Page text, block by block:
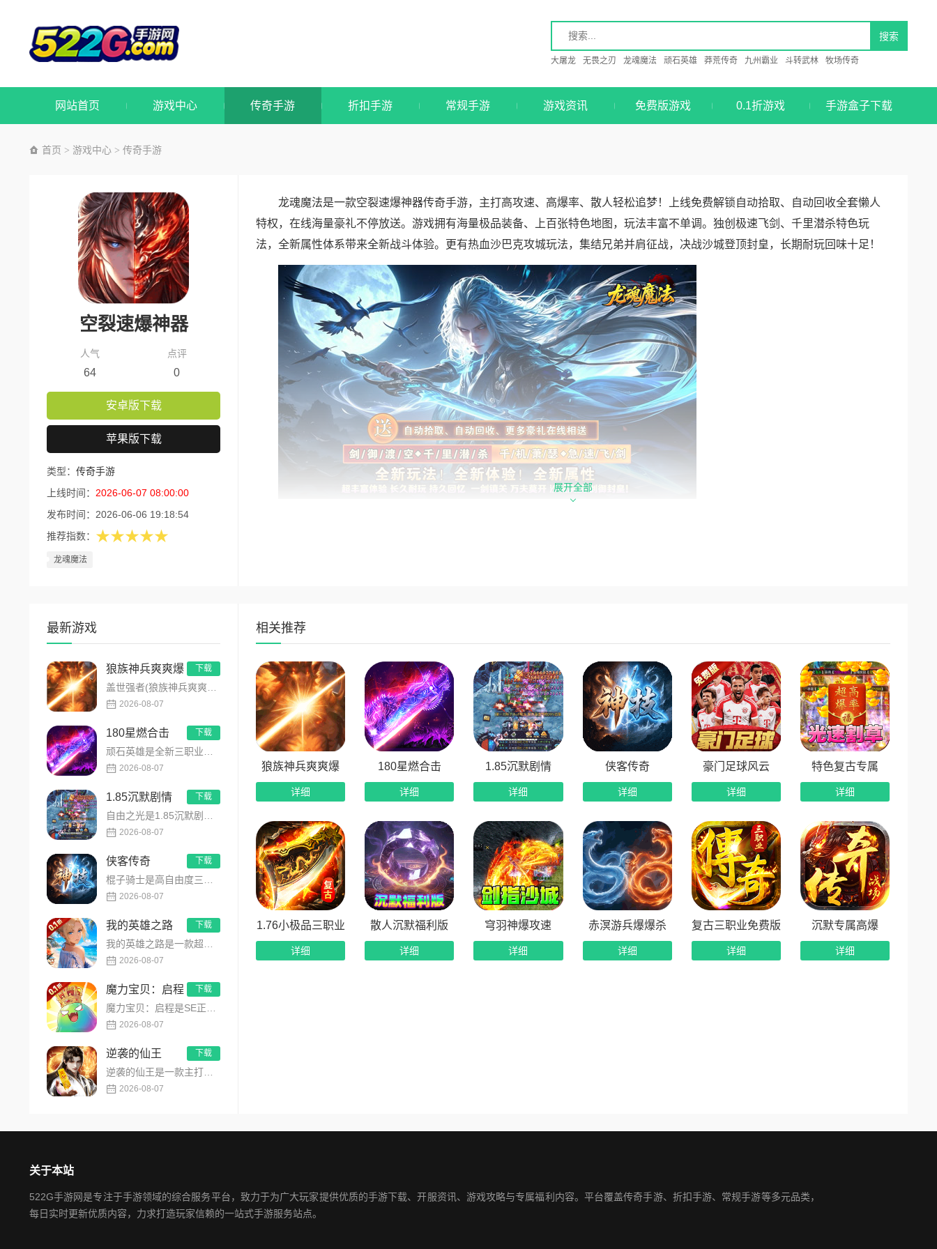
大屠龙 无畏之刃 龙魂魔法 顽石英雄 莽荒传奇 九州霸业 斗转武林 牧场传奇
网站首页 游戏中心 传奇手游 折扣手游 常规手游 游戏资讯 免费版游戏 0.1折游戏 手游盒子下载
首页 > 游戏中心 > 传奇手游
空裂速爆神器
人气
64
点评
0
安卓版下载
苹果版下载
类型： 传奇手游
上线时间： 2026-06-07 08:00:00
发布时间： 2026-06-06 19:18:54
推荐指数： ★★★★★
龙魂魔法
龙魂魔法是一款空裂速爆神器传奇手游，主打高攻速、高爆率、散人轻松追梦！上线免费解锁自动拾取、自动回收全套懒人
特权，在线海量豪礼不停放送。游戏拥有海量极品装备、上百张特色地图，玩法丰富不单调。独创极速飞剑、千里潜杀特色玩
法，全新属性体系带来全新战斗体验。更有热血沙巴克攻城玩法，集结兄弟并肩征战，决战沙城登顶封皇，长期耐玩回味十足！
4、极速飞剑攻速拉满：千机萧瑟极速飞剑特效，高攻速连击输出，打怪PK手感炸裂。
5、内容丰富长久耐玩：海量地图、超多装备、多元玩法，内容丰富不单调，长期游玩依旧耐玩。
6、热血沙城巅峰对决：一剑镇关万夫莫开，沙城决战剑御封皇，兄弟集结团战，争夺全服至高荣耀！
展开全部
最新游戏
狼族神兵爽爽爆
盖世强者(狼族神兵爽爽爆)是主打高福利、高爆率、长线挂机的东方玄幻传奇手游！开局即送2亿切割、千万群切、八大...
2026-08-07
下载
180星燃合击
顽石英雄是全新三职业英雄合击传奇手游，无套路无脑上手，全程无硬性消费！永久内置3折充值福利，每日上线领648...
2026-08-07
下载
1.85沉默剧情
自由之光是1.85沉默剧情版单职业传奇手游，主打散人可打可嫖良心玩法！每日免费送328代币，海量礼包全程白嫖...
2026-08-07
下载
侠客传奇
棍子骑士是高自由度三职业侠客传奇手游，主打百种技能自由搭配！解锁海量天赋与被动效果，搭配炫酷粒子技能特效，刷...
2026-08-07
下载
我的英雄之路
我的英雄之路是一款超人气动漫正版改编的0.1折高福利卡牌策略手游，以经典进击主题世界观为核心，高度还原原作剧...
2026-08-07
下载
魔力宝贝：启程
魔力宝贝：启程是SE正版授权放置回合卡牌RPG手游，复刻法兰王国经典剧情与Q版画风！融合离线挂机、自由转职、...
2026-08-07
下载
逆袭的仙王
逆袭的仙王是一款主打沉浸式剧情的东方仙侠多人角色扮演手游，打破传统凡人逆袭的老旧叙事，打造独树一帜的仙王回归...
2026-08-07
下载
相关推荐
狼族神兵爽爽爆
详细
180星燃合击
详细
1.85沉默剧情
详细
侠客传奇
详细
豪门足球风云
详细
特色复古专属
详细
1.76小极品三职业
详细
散人沉默福利版
详细
穹羽神爆攻速
详细
赤溟游兵爆爆杀
详细
复古三职业免费版
详细
沉默专属高爆
详细
关于本站
522G手游网是专注于手游领域的综合服务平台，致力于为广大玩家提供优质的手游下载、开服资讯、游戏攻略与专属福利内容。平台覆盖传奇手游、折扣手游、常规手游等多元品类，
每日实时更新优质内容，力求打造玩家信赖的一站式手游服务站点。